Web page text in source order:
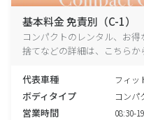
基本料金 免責別（C-1）
コンパクトのレンタル、お
捨てなどの詳細は、こちらか
代表車種 フィッ
ボディタイプ コンパ
営業時間 08:30-